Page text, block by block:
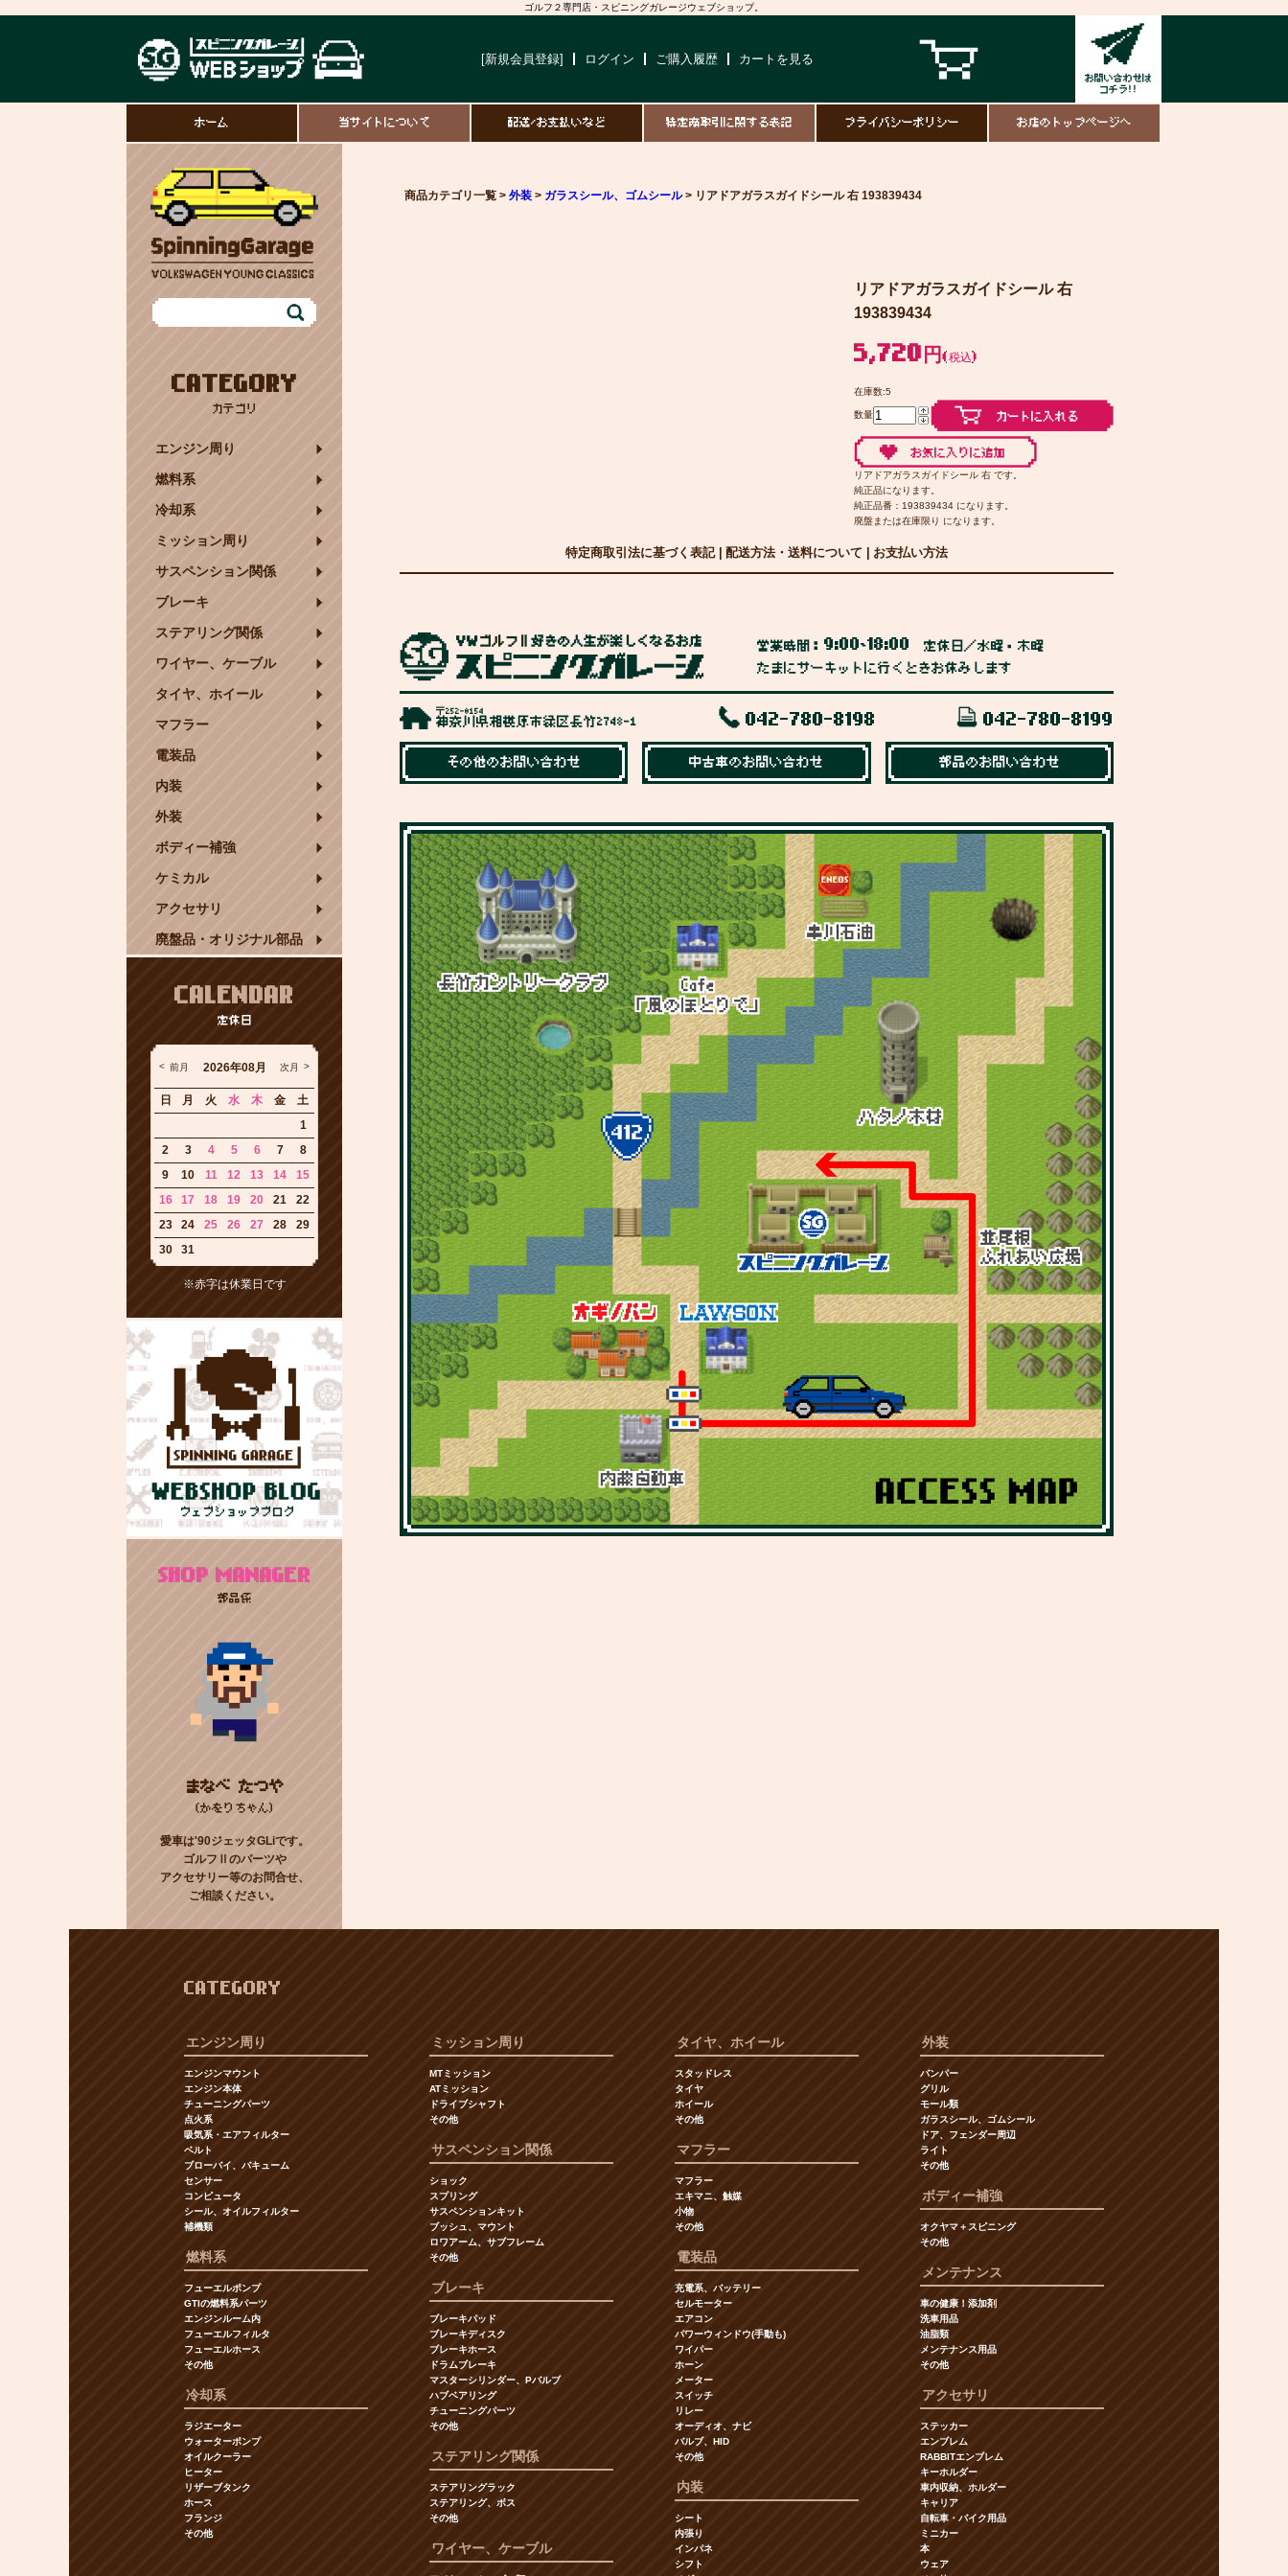
ゴルフ２専門店・スピニングガレージウェブショップ。
[新規会員登録] ログイン ご購入履歴 カートを見る
ホーム 当サイトについて 配送/お支払いなど 特定商取引に関する表記 プライバシーポリシー お店のトップページへ
CATEGORY
カテゴリ
エンジン周り
燃料系
冷却系
ミッション周り
サスペンション関係
ブレーキ
ステアリング関係
ワイヤー、ケーブル
タイヤ、ホイール
マフラー
電装品
内装
外装
ボディー補強
ケミカル
アクセサリ
廃盤品・オリジナル部品
CALENDAR
定休日
2026年08月
前月 次月
日 月 火 水 木 金
土
1
2
3 4 5 6 7
8
9
10 11 12 13 14
15
16
17 18 19 20 21
22
23
24 25 26 27 28
29
30
31
※赤字は休業日です
SHOP MANAGER
部品係
まなべ たつや
(かをりちゃん)
愛車は'90ジェッタGLiです。
ゴルフⅡのパーツや
アクセサリー等のお問合せ、
ご相談ください。
商品カテゴリ一覧 > 外装 > ガラスシール、ゴムシール> リアドアガラスガイドシール 右 193839434
リアドアガラスガイドシール 右
193839434
5,720円(税込)
在庫数:5
数量
リアドアガラスガイドシール 右 です。
純正品になります。
純正品番：193839434 になります。
廃盤または在庫限り になります。
特定商取引法に基づく表記| 配送方法・送料について お支払い方法
営業時間： 9:00~18:00 定休日／水曜・木曜
たまにサーキットに行くときお休みします
〒252-0154
神奈川県相模原市緑区長竹2748-1 042-780-8198 042-780-8199
その他のお問い合わせ 中古車のお問い合わせ 部品のお問い合わせ
CATEGORY
エンジン周り
エンジンマウント
エンジン本体
チューニングパーツ
点火系
吸気系・エアフィルター
ベルト
ブローバイ、バキューム
センサー
コンピュータ
シール、オイルフィルター
補機類
燃料系
フューエルポンプ
GTIの燃料系パーツ
エンジンルーム内
フューエルフィルタ
フューエルホース
その他
冷却系
ラジエーター
ウォーターポンプ
オイルクーラー
ヒーター
リザーブタンク
ホース
フランジ
その他
ミッション周り
MTミッション
ATミッション
ドライブシャフト
その他
サスペンション関係
ショック
スプリング
サスペンションキット
ブッシュ、マウント
ロワアーム、サブフレーム
その他
ブレーキ
ブレーキパッド
ブレーキディスク
ブレーキホース
ドラムブレーキ
マスターシリンダー、Pバルブ
ハブベアリング
チューニングパーツ
その他
ステアリング関係
ステアリングラック
ステアリング、ボス
その他
ワイヤー、ケーブル
タイヤ、ホイール
スタッドレス
タイヤ
ホイール
その他
マフラー
マフラー
エキマニ、触媒
小物
その他
電装品
充電系、バッテリー
セルモーター
エアコン
パワーウィンドウ(手動も)
ワイパー
ホーン
メーター
スイッチ
リレー
オーディオ、ナビ
バルブ、HID
その他
内装
シート
内張り
インパネ
シフト
外装
バンパー
グリル
モール類
ガラスシール、ゴムシール
ドア、フェンダー周辺
ライト
その他
ボディー補強
オクヤマ＋スピニング
その他
メンテナンス
車の健康！添加剤
洗車用品
油脂類
メンテナンス用品
その他
アクセサリ
ステッカー
エンブレム
RABBITエンブレム
キーホルダー
車内収納、ホルダー
キャリア
自転車・バイク用品
ミニカー
本
ウェア